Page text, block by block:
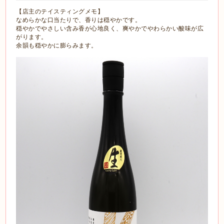
【店主のテイスティングメモ】
なめらかな口当たりで、香りは穏やかです。
穏やかでやさしい含み香が心地良く、爽やかでやわらかい酸味が広
がります。
余韻も穏やかに膨らみます。